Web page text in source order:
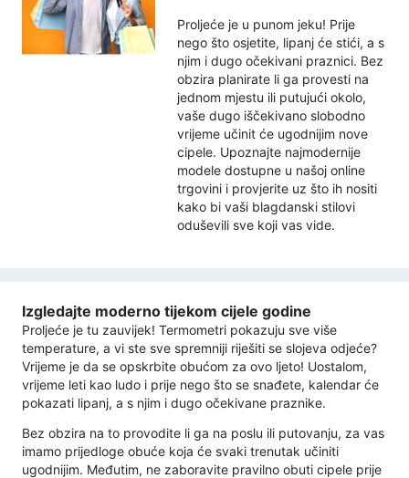
Proljeće je u punom jeku! Prije
nego što osjetite, lipanj će stići, a s
njim i dugo očekivani praznici. Bez
obzira planirate li ga provesti na
jednom mjestu ili putujući okolo,
vaše dugo iščekivano slobodno
vrijeme učinit će ugodnijim nove
cipele. Upoznajte najmodernije
modele dostupne u našoj online
trgovini i provjerite uz što ih nositi
kako bi vaši blagdanski stilovi
oduševili sve koji vas vide.
Izgledajte moderno tijekom cijele godine
Proljeće je tu zauvijek! Termometri pokazuju sve više
temperature, a vi ste sve spremniji riješiti se slojeva odjeće?
Vrijeme je da se opskrbite obućom za ovo ljeto! Uostalom,
vrijeme leti kao ludo i prije nego što se snađete, kalendar će
pokazati lipanj, a s njim i dugo očekivane praznike.
Bez obzira na to provodite li ga na poslu ili putovanju, za vas
imamo prijedloge obuće koja će svaki trenutak učiniti
ugodnijim. Međutim, ne zaboravite pravilno obuti cipele prije